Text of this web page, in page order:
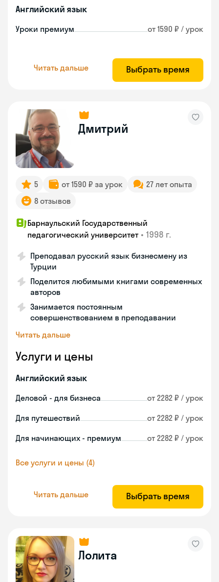
Английский язык
Уроки премиум от 1590 ₽ / урок
Читать дальше Выбрать время
Дмитрий
5 от 1590 ₽ за урок
27 лет опыта
8 отзывов
Барнаульский Государственный
педагогический университет • 1998 г.
Преподавал русский язык бизнесмену из
Турции
Поделится любимыми книгами современных
авторов
Занимается постоянным
совершенствованием в преподавании
Читать дальше
Услуги и цены
Английский язык
Деловой - для бизнеса от 2282 ₽ / урок
Для путешествий от 2282 ₽ / урок
Для начинающих - премиум от 2282 ₽ / урок
Все услуги и цены (4)
Читать дальше Выбрать время
Лолита